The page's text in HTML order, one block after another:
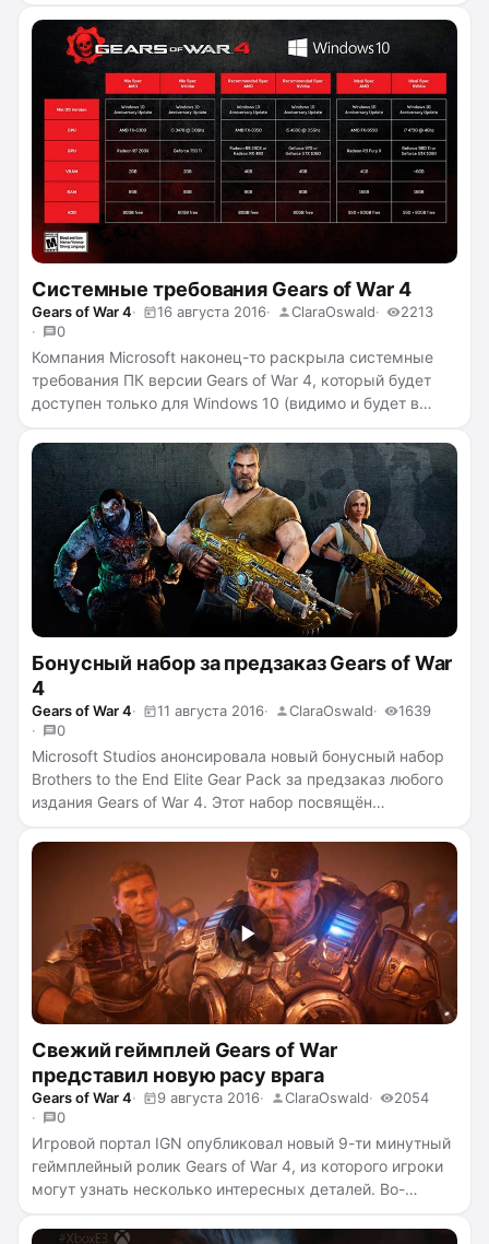
форта. Нам продемонстрировали два новых вида
противников — Drones и Pouncer — которых ранее не
было в играх серии...читать полностью →
Системные требования Gears of War 4
Gears of War 4 16 августа 2016 ClaraOswald
2213
0
Компания Microsoft наконец-то раскрыла системные
требования ПК версии Gears of War 4, который будет
доступен только для Windows 10 (видимо и будет в
текущего поколения ничего удивительно — все
системные требования «разумные». Ниже предлагаю
вам ознакомиться с ними...читать полностью →
Бонусный набор за предзаказ Gears of War
4
Gears of War 4 11 августа 2016 ClaraOswald
1639
0
Microsoft Studios анонсировала новый бонусный набор
Brothers to the End Elite Gear Pack за предзаказ любого
издания Gears of War 4. Этот набор посвящён
Gears of Warи золотому оружию...читать полностью →
Свежий геймплей Gears of War
представил новую расу врага
Gears of War 4 9 августа 2016 ClaraOswald
2054
0
Игровой портал IGN опубликовал новый 9-ти минутный
геймплейный ролик Gears of War 4, из которого игроки
могут узнать несколько интересных деталей. Во-
Deebees — роботизированные существа, с которыми